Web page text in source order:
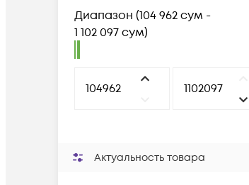
Диапазон (104 962 сум -
1 102 097 сум)
Актуальность товара